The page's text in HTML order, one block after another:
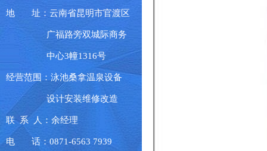
地 址：云南省昆明市官渡区
广福路旁双城际商务
中心3幢1316号
经营范围：泳池桑拿温泉设备
设计安装维修改造
联 系 人：余经理
电 话：0871-6563 7939